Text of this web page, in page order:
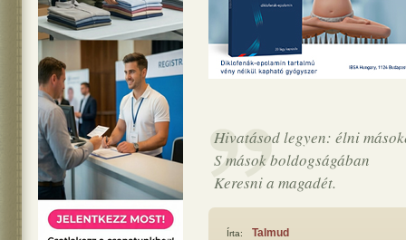
Hivatásod legyen: élni
S mások boldogságában
Keresni a magadét.
Írta: Talmud